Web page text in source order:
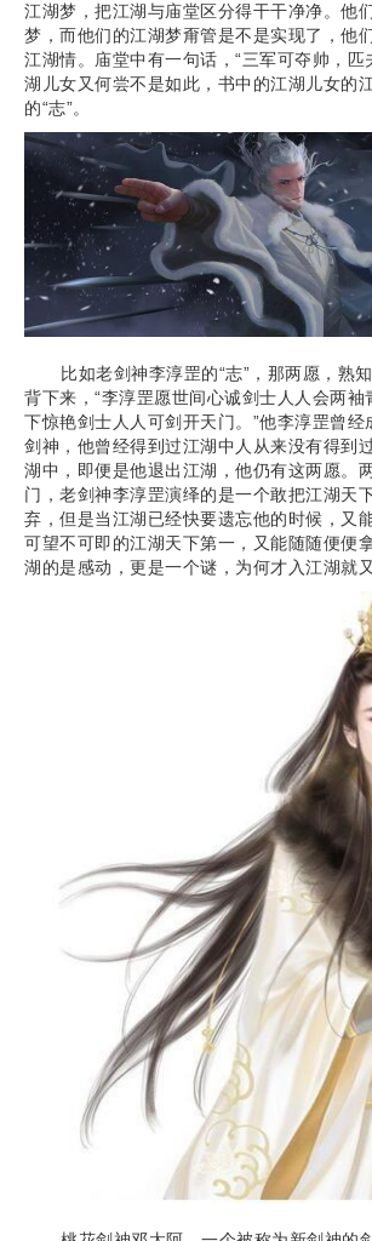
江湖梦，把江湖与庙堂区分得干干净净。他
梦，而他们的江湖梦甭管是不是实现了，他
江湖情。庙堂中有一句话，“三军可夺帅，匹
湖儿女又何尝不是如此，书中的江湖儿女的
的“志”。
比如老剑神李淳罡的“志”，那两愿，熟
背下来，“李淳罡愿世间心诚剑士人人会两袖
下惊艳剑士人人可剑开天门。”他李淳罡曾经
剑神，他曾经得到过江湖中人从来没有得到
湖中，即便是他退出江湖，他仍有这两愿。
门，老剑神李淳罡演绎的是一个敢把江湖天
弃，但是当江湖已经快要遗忘他的时候，又
可望不可即的江湖天下第一，又能随随便便
湖的是感动，更是一个谜，为何才入江湖就